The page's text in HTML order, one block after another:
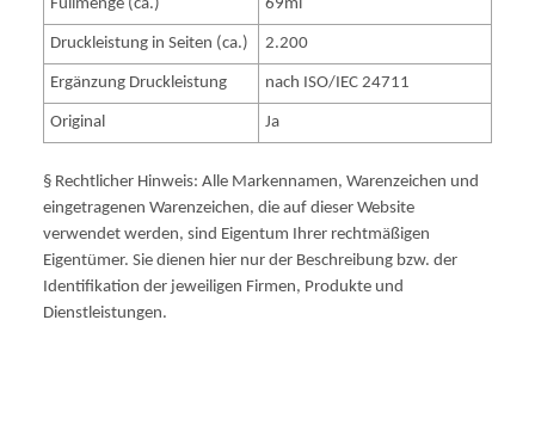
Füllmenge (ca.) 69ml
Druckleistung in Seiten (ca.) 2.200
Ergänzung Druckleistung nach ISO/IEC 24711
Original Ja
§ Rechtlicher Hinweis: Alle Markennamen, Warenzeichen und
eingetragenen Warenzeichen, die auf dieser Website
verwendet werden, sind Eigentum Ihrer rechtmäßigen
Eigentümer. Sie dienen hier nur der Beschreibung bzw. der
Identifikation der jeweiligen Firmen, Produkte und
Dienstleistungen.